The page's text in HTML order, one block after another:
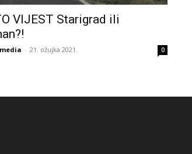
VIJEST Starigrad ili
- 21. ožujka 2021. 0